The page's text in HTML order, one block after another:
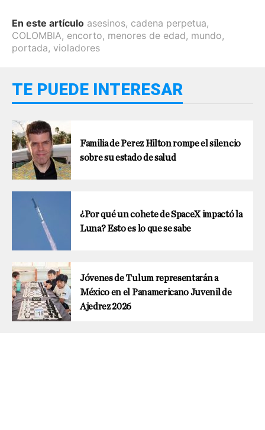
En este artículo asesinos, cadena perpetua,
COLOMBIA, encorto, menores de edad, mundo,
portada, violadores
TE PUEDE INTERESAR
Familia de Perez Hilton rompe el silencio
sobre su estado de salud
¿Por qué un cohete de SpaceX impactó la
Luna? Esto es lo que se sabe
Jóvenes de Tulum representarán a
México en el Panamericano Juvenil de
Ajedrez 2026